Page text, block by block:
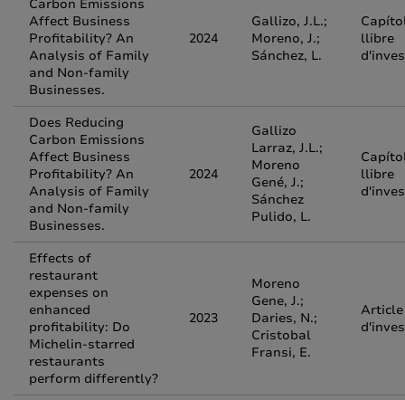
Carbon Emissions
Affect Business
Profitability? An
Analysis of Family
and Non-family
Businesses.
2024
Gallizo, J.L.;
Moreno, J.;
Sánchez, L.
llibre
Does Reducing
Carbon Emissions
Affect Business
Profitability? An
Analysis of Family
and Non-family
Businesses.
2024
Gallizo
Larraz, J.L.;
Moreno
Gené, J.;
Sánchez
Pulido, L.
llibre
Effects of
restaurant
expenses on
enhanced
profitability: Do
Michelin-starred
restaurants
perform differently?
2023
Moreno
Gene, J.;
Daries, N.;
Cristobal
Fransi, E.
Article